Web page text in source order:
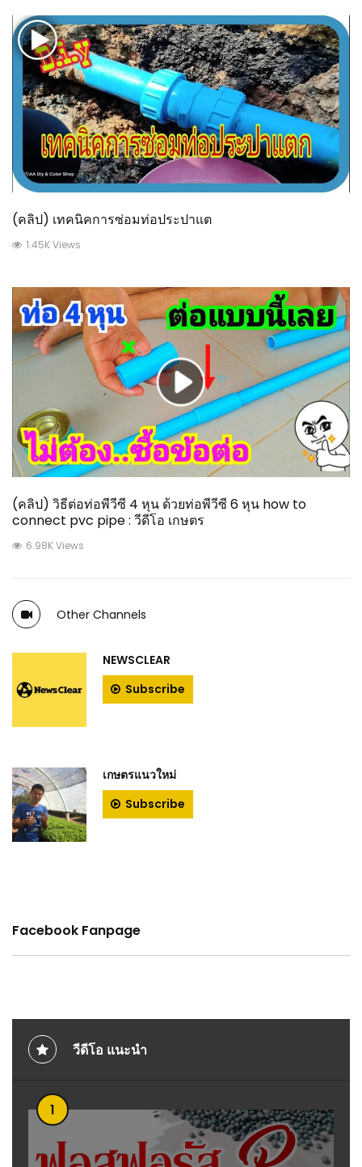
(คลิป) เทคนิคการซ่อมท่อประปาแต
1.45K Views
(คลิป) วิธีต่อท่อพีวีซี 4 หุน ด้วยท่อพีวีซี 6 หุน how to
connect pvc pipe : วีดีโอ เกษตร
6.98K Views
Other Channels
NEWSCLEAR
Subscribe
เกษตรแนวใหม่
Subscribe
Facebook Fanpage
วีดีโอ แนะนำ
1